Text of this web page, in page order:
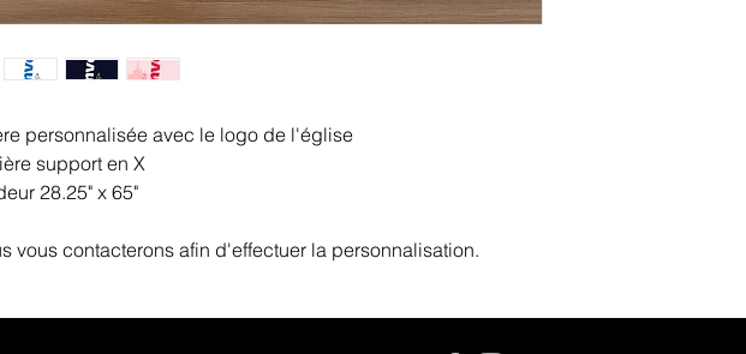
personnalisée avec le logo de l'église
support en X
28.25" x 65"
vous contacterons afin d'effectuer la personnalisation.